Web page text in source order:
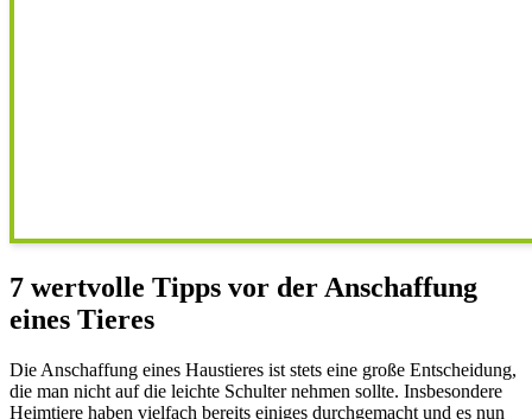
7 wertvolle Tipps vor der Anschaffung
eines Tieres
Die Anschaffung eines Haustieres ist stets eine große Entscheidung,
die man nicht auf die leichte Schulter nehmen sollte. Insbesondere
Heimtiere haben vielfach bereits einiges durchgemacht und es nun